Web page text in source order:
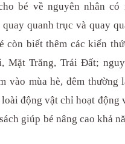
bé về nguyên nhân có
quanh trục và quay
còn biết thêm các kiến
Mặt Trăng, Trái Đất;
vào mùa hè, đêm thường
động vật chỉ hoạt động
giúp bé nâng cao khả